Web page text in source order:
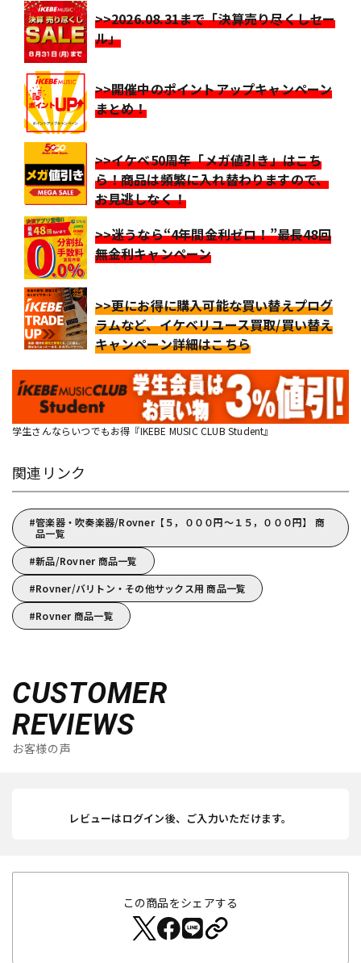
>>2026.08.31まで「決算売り尽くしセー
ル」
>>開催中のポイントアップキャンペーン
まとめ！
>>イケベ50周年「メガ値引き」はこち
ら！商品は頻繁に入れ替わりますので、
お見逃しなく！
>>迷うなら“4年間金利ゼロ！”最長48回
無金利キャンペーン
>>更にお得に購入可能な買い替えプログ
ラムなど、イケベリユース買取/買い替え
キャンペーン詳細はこちら
学生さんならいつでもお得『IKEBE MUSIC CLUB Student』
関連リンク
管楽器・吹奏楽器/Rovner【５，０００円～１５，０００円】 商
品一覧
新品/Rovner 商品一覧
Rovner/バリトン・その他サックス用 商品一覧
Rovner 商品一覧
CUSTOMER
REVIEWS
お客様の声
レビューはログイン後、ご入力いただけます。
この商品をシェアする